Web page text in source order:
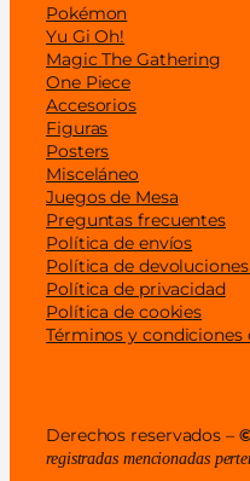
Pokémon
Yu Gi Oh!
Magic The Gathering
One Piece
Accesorios
Figuras
Posters
Misceláneo
Juegos de Mesa
Preguntas frecuentes
Política de envíos
Política de
Política de privacidad
Política de cookies
Términos y condiciones
Derechos reservados –
registradas mencionadas